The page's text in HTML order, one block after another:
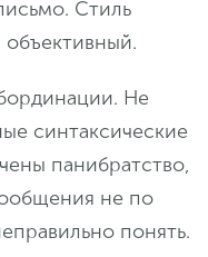
Стиль
Не
синтаксические
панибратство,
не по
понять.